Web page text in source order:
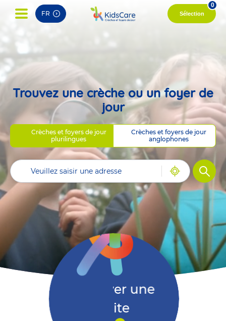
FR Sélection
0
Trouvez une crèche ou un foyer de
jour
Crèches et foyers de jour
plurilingues
Crèches et foyers de jour
anglophones
Me
géolocaliser
Réserver une
visite